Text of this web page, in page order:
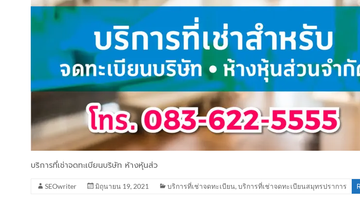
บริการที่เช่าจดทะเบียนบริษัท ห้างหุ้นส่ว
SEOwriter มิถุนายน 19, 2021 บริการที่เช่าจดทะเบียน, บริการที่เช่าจดทะเบียนสมุทรปราการ